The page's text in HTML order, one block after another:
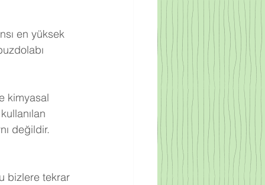
en yüksek
kimyasal
değildir.
bizlere tekrar